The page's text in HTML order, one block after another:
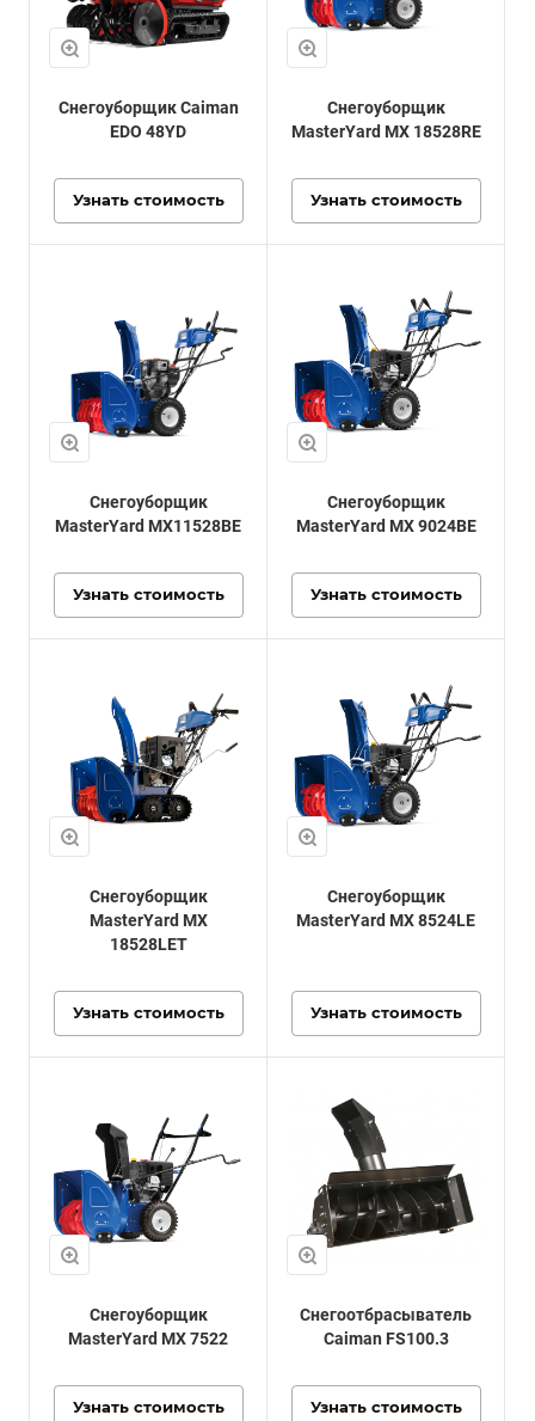
Снегоуборщик Caiman
EDO 48YD
Узнать стоимость
Снегоуборщик
MasterYard MX 18528RE
Узнать стоимость
Снегоуборщик
MasterYard MX11528BE
Узнать стоимость
Снегоуборщик
MasterYard MX 9024BE
Узнать стоимость
Снегоуборщик
MasterYard MX
18528LET
Узнать стоимость
Снегоуборщик
MasterYard MX 8524LE
Узнать стоимость
Снегоуборщик
MasterYard MX 7522
Узнать стоимость
Снегоотбрасыватель
Caiman FS100.3
Узнать стоимость